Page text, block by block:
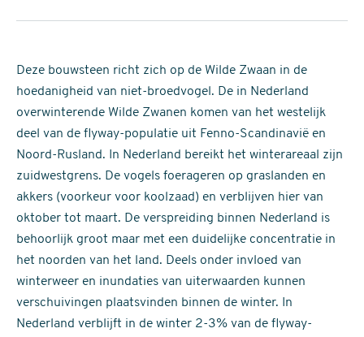
Deze bouwsteen richt zich op de Wilde Zwaan in de
hoedanigheid van niet-broedvogel. De in Nederland
overwinterende Wilde Zwanen komen van het westelijk
deel van de flyway-populatie uit Fenno-Scandinavië en
Noord-Rusland. In Nederland bereikt het winterareaal zijn
zuidwestgrens. De vogels foerageren op graslanden en
akkers (voorkeur voor koolzaad) en verblijven hier van
oktober tot maart. De verspreiding binnen Nederland is
behoorlijk groot maar met een duidelijke concentratie in
het noorden van het land. Deels onder invloed van
winterweer en inundaties van uiterwaarden kunnen
verschuivingen plaatsvinden binnen de winter. In
Nederland verblijft in de winter 2-3% van de flyway-